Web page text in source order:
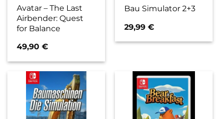
Avatar – The Last
Airbender: Quest
for Balance
49,90€
Bau Simulator 2+3
29,99€